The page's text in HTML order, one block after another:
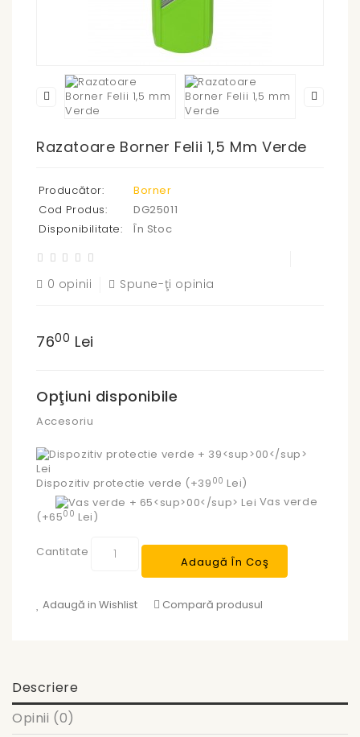
Razatoare Borner Felii 1,5 Mm Verde
Producător:
Borner
Cod Produs:
DG25011
Disponibilitate:
În Stoc
0 opinii Spune-ţi opinia
7600 Lei
Opţiuni disponibile
Accesoriu
Dispozitiv protectie verde (+39 00 Lei)
Vas verde
(+6500 Lei)
Cantitate
Adaugă În Coş
Adaugă in Wishlist Compară produsul
Descriere
Opinii (0)